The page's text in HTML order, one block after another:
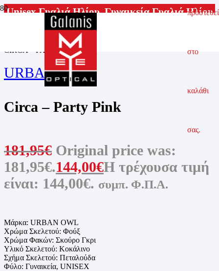
προστεθεί
στο
καλάθι
σας.
Unisex Γυαλιά Ηλίου,Γυναικεία Γυαλιά Ηλίου
ΑΡΧΙΚΗ ΣΕΛΙΔΑ
ΓΥΑΛΙΑ ΗΛΙΟΥ
ΓΥΝΑΙΚΕΙΑ ΓΥΑΛΙΑ ΗΛΙΟΥ
CIRCA – PARTY PINK
URBAN OWL
Circa – Party Pink
181,95€ Original price was:
181,95€.144,00€Η τρέχουσα τιμή
είναι: 144,00€. συμπ. Φ.Π.Α.
Μάρκα: URBAN OWL
Χρώμα Σκελετού: Φούξ
Χρώμα Φακών: Σκούρο Γκρι
Υλικό Σκελετού: Κοκάλινο
Σχήμα Σκελετού: Πεταλούδα
Φύλο: Γυναικεία, UNISEX